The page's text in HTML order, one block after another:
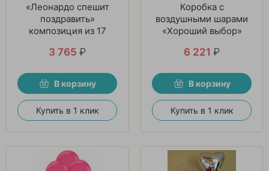
«Леонардо спешит
поздравить»
композиция из 17
3 765 ₽
В корзину
Купить в 1 клик
Коробка с
воздушными шарами
«Хороший выбор»
6 221 ₽
В корзину
Купить в 1 клик